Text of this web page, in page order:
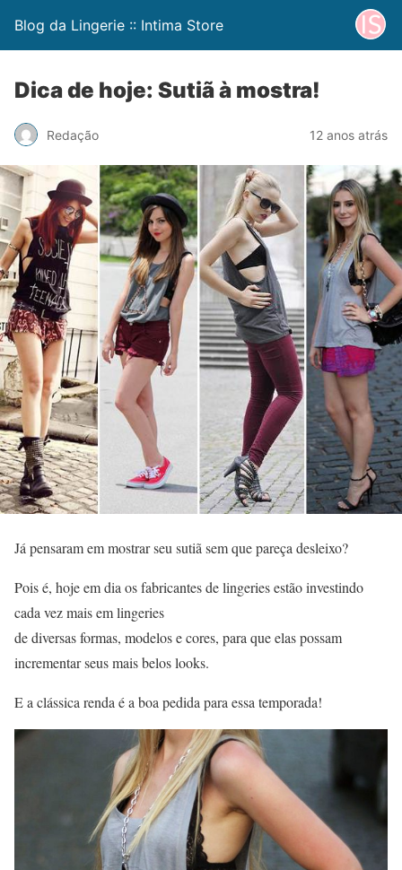
Blog da Lingerie :: Intima Store
Dica de hoje: Sutiã à mostra!
Redação 12 anos atrás
Já pensaram em mostrar seu sutiã sem que pareça desleixo?
Pois é, hoje em dia os fabricantes de lingeries estão investindo
cada vez mais em lingeries
de diversas formas, modelos e cores, para que elas possam
incrementar seus mais belos looks.
E a clássica renda é a boa pedida para essa temporada!